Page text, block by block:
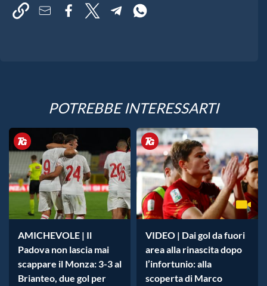
POTREBBE INTERESSARTI
AMICHEVOLE | Il
Padova non lascia mai
scappare il Monza: 3-3 al
Brianteo, due gol per
VIDEO | Dai gol da fuori
area alla rinascita dopo
l’infortunio: alla
scoperta di Marco